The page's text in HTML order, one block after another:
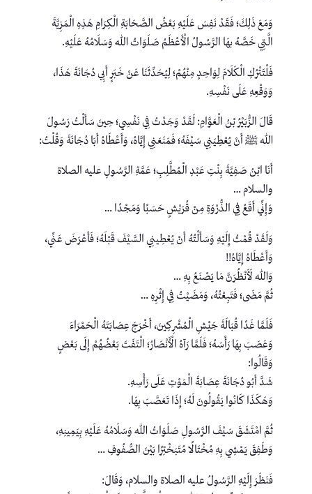
وَمَعَ ذَلِكَ؛ فَقَدْ نَفِسَ عَلَيْهِ بَعْضُ الصَّحَابَةِ الْكِرَامِ هَذِهِ الْمَزِيَّةَ
الَّتِي خَصَّهُ بهَا الرَّسُولُ الْأَعْظَمُ صَلَوَاتُ اللهِ وَسَلَامُهُ عَلَيْهِ.
فَلْتَتْرُكِ الْكَلَامَ لِوَاحِدٍ مِنْهُمْ؛ لِيُحَدِّثَنَا عَنْ خَبَرٍ أَبِي دُجَانَةَ هَذَا،
وَوَقْعِهِ عَلَى نَفْسِهِ.
قَالَ الزُّبَيْرُ بْنُ الْعَوَّامِ: لَقَدْ وَجَدْتُ فِي نَفْسِي؛ حِينَ سَأَلْتُ رَسُولَ
اللهِ ﷺ أَنْ يُعْطِيَنِي سَيْفَهُ؛ فَمَنَعَنِي إِيَّاهُ، وَأَعْطَاهُ أَبَا دُجَانَةَ وَقُلْتُ:
أَنَا ابْنُ صَفِيَّةَ بِنْتِ عَبْدِ الْمُطَّلِبِ؛ عَمَّةِ الرَّسُولِ عليه الصلاة
والسلام …
وَإِنِّي أَقَعُ فِي الذُّرْوَةِ مِنْ قُرَيْشٍ حَسَبًا وَمَجْدًا …
وَلَقَدْ قُمْتُ إِلَيْهِ وَسَأَلْتُهُ أَنْ يُعْطِينِي السَّيْفَ قَبْلَهُ؛ فَأَعْرَضَ عَنِّي،
وَأَعْطَاهُ إِيَّاهُ!!
وَاللهِ لَأَنْظُرَنَّ مَا يَصْنَعُ بِهِ …
ثُمَّ مَضَى؛ فَتَبِعْتُهُ، وَمَضَيْتُ فِي إِثْرِهِ …
فَلَمَّا غَدًا قُبَالَةَ جَيْشِ الْمُشْرِكِينَ، أَخْرَجَ عِصَابَتَهُ الْحَمْرَاءَ
وَعَصَبَ بِهَا رَأْسَهُ؛ فَلَمَّا رَآهُ الْأَنْصَارُ؛ الْتَفَتَ بَعْضُهُمْ إِلَى بَعْضٍ
وَقَالُوا:
شَدَّ أَبُو دُجَانَةَ عِصَابَةَ الْمَوْتِ عَلَى رَأْسِهِ.
وَهَكَذَا كَانُوا يَقُولُونَ لَهُ؛ إِذَا تَعَصَّبَ بِهَا.
ثُمَّ امْتَشَقَ سَيْفَ الرَّسُولِ صَلَوَاتُ اللهِ وَسَلَامُهُ عَلَيْهِ بِيَمِينِهِ،
وَطَفِقَ يَمْشِي بِهِ مُخْتَالًا مُتَبَخْتِرًا بَيْنَ الصُّفُوفِ …
فَنَظَرَ إِلَيْهِ الرَّسُولُ عليه الصلاة والسلام، وَقَالَ: